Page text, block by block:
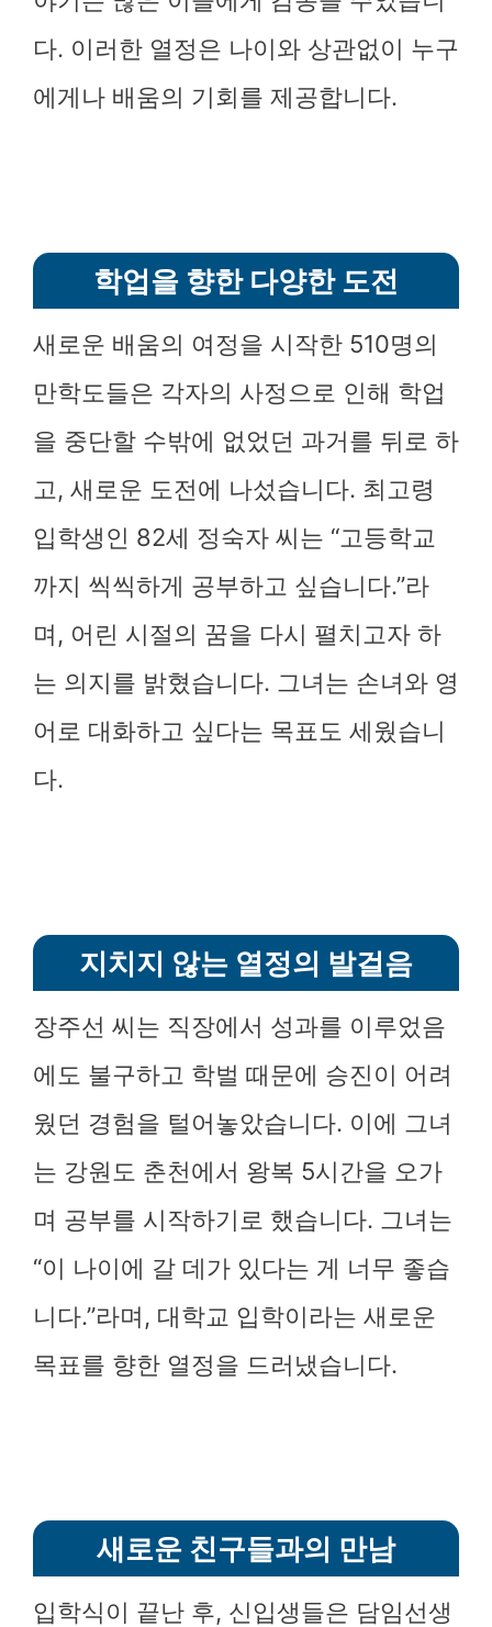
다. 이러한 열정은 나이와 상관없이 누구
에게나 배움의 기회를 제공합니다.
학업을 향한 다양한 도전
새로운 배움의 여정을 시작한 510명의
만학도들은 각자의 사정으로 인해 학업
을 중단할 수밖에 없었던 과거를 뒤로 하
고, 새로운 도전에 나섰습니다. 최고령
입학생인 82세 정숙자 씨는 “고등학교
까지 씩씩하게 공부하고 싶습니다.”라
며, 어린 시절의 꿈을 다시 펼치고자 하
는 의지를 밝혔습니다. 그녀는 손녀와 영
어로 대화하고 싶다는 목표도 세웠습니
다.
지치지 않는 열정의 발걸음
장주선 씨는 직장에서 성과를 이루었음
에도 불구하고 학벌 때문에 승진이 어려
웠던 경험을 털어놓았습니다. 이에 그녀
는 강원도 춘천에서 왕복 5시간을 오가
며 공부를 시작하기로 했습니다. 그녀는
“이 나이에 갈 데가 있다는 게 너무 좋습
니다.”라며, 대학교 입학이라는 새로운
목표를 향한 열정을 드러냈습니다.
새로운 친구들과의 만남
입학식이 끝난 후, 신입생들은 담임선생